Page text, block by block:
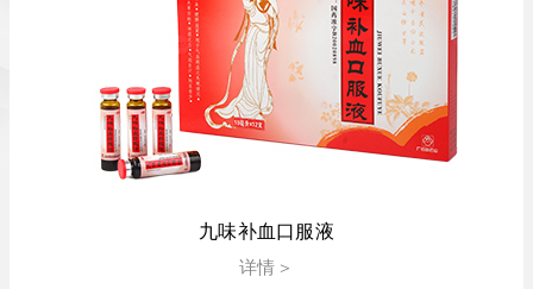
九味补血口服液
详情＞